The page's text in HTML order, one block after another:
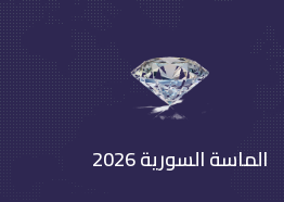
الماسة السورية 2026